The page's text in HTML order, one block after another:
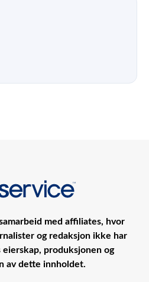
med affiliates, hvor
og redaksjon ikke har
produksjonen og
av dette innholdet.